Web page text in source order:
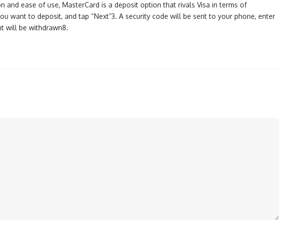
and ease of use, MasterCard is a deposit option that rivals Visa in terms of
want to deposit, and tap “Next”3. A security code will be sent to your phone, enter
will be withdrawn8.